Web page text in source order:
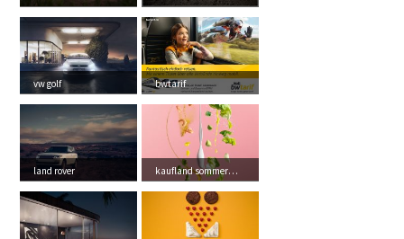
vw golf bwtarif
land rover kaufland sommermagaz...